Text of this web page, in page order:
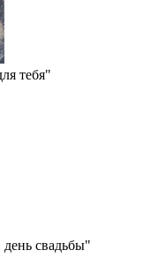
тебя"
свадьбы"